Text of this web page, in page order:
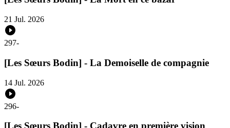
21 Jul. 2026
297-
[Les Sœurs Bodin] - La Demoiselle de compagnie
14 Jul. 2026
296-